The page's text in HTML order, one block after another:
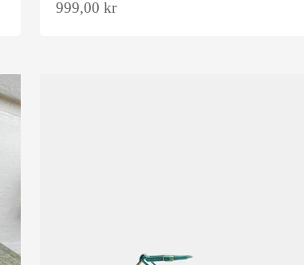
Salgspris
999,00 kr